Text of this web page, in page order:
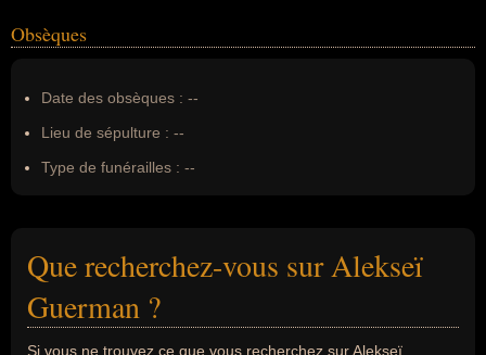
Obsèques
Date des obsèques : --
Lieu de sépulture : --
Type de funérailles : --
Que recherchez-vous sur Alekseï
Guerman ?
Si vous ne trouvez ce que vous recherchez sur Alekseï